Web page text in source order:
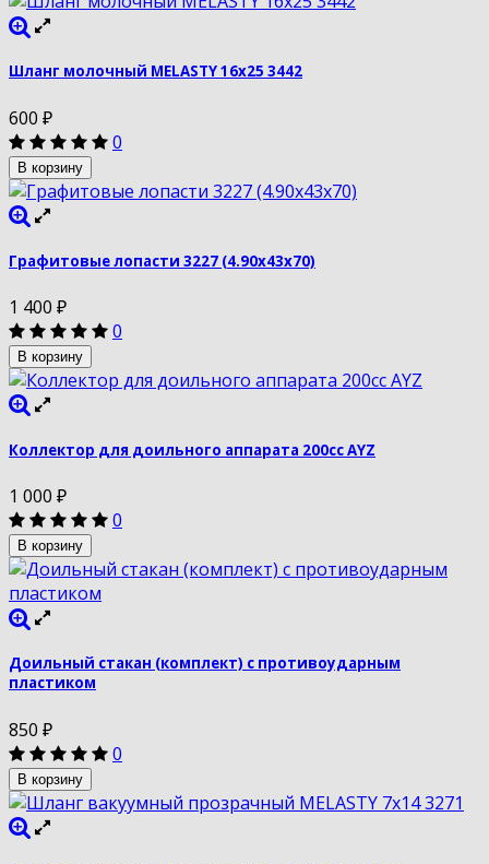
Шланг молочный MELASTY 16х25 3442
600 ₽
0
В корзину
Графитовые лопасти 3227 (4.90х43х70)
1 400 ₽
0
В корзину
Коллектор для доильного аппарата 200сс AYZ
1 000 ₽
0
В корзину
Доильный стакан (комплект) с противоударным
пластиком
850 ₽
0
В корзину